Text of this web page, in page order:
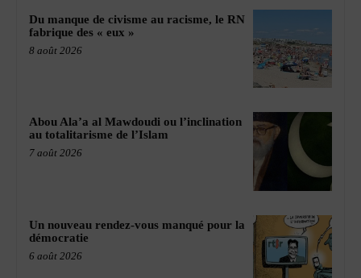
Du manque de civisme au racisme, le RN
fabrique des « eux »
8 août 2026
Abou Ala’a al Mawdoudi ou l’inclination
au totalitarisme de l’Islam
7 août 2026
Un nouveau rendez-vous manqué pour la
démocratie
6 août 2026